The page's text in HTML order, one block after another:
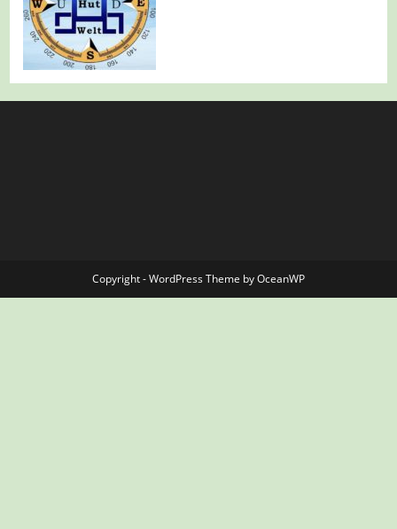
Copyright - WordPress Theme by OceanWP